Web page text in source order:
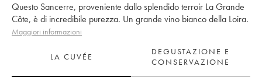
Questo Sancerre, proveniente dallo splendido terroir La Grande
Côte, è di incredibile purezza. Un grande vino bianco della Loira.
Maggiori informazioni
LA CUVÉE
DEGUSTAZIONE E
CONSERVAZIONE